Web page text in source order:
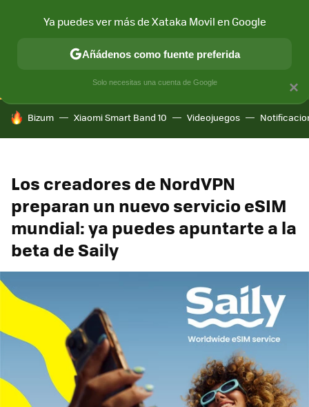
CONECTIVIDAD MÓVIL Y SOCIEDAD APLICACIONES
HOY SE HABLA DE
Bizum Xiaomi Smart Band 10 Videojuegos
Los creadores de NordVPN
preparan un nuevo servicio eSIM
mundial: ya puedes apuntarte a la
beta de Saily
×
Ya puedes ver más de Xataka Movil en Google
Añádenos como fuente preferida
Solo necesitas una cuenta de Google